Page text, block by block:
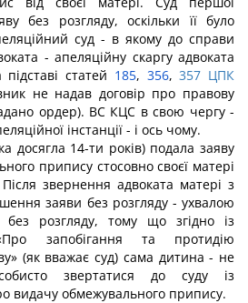
без розгляду, оскільки її було
суд - в якому до справи
- апеляційну скаргу адвоката
статей 185, 356,357 ЦПК
не надав договір про правову
ордер). ВС КЦС в свою чергу -
інстанції - і ось чому.
досягла 14-ти років) подала заяву
припису стосовно своєї матері
звернення адвоката матері з
заяви без розгляду - ухвалою
розгляду, тому що згідно із
запобігання та протидію
(як вважає суд) сама дитина - не
звертатися до суду із
видачу обмежувального припису.